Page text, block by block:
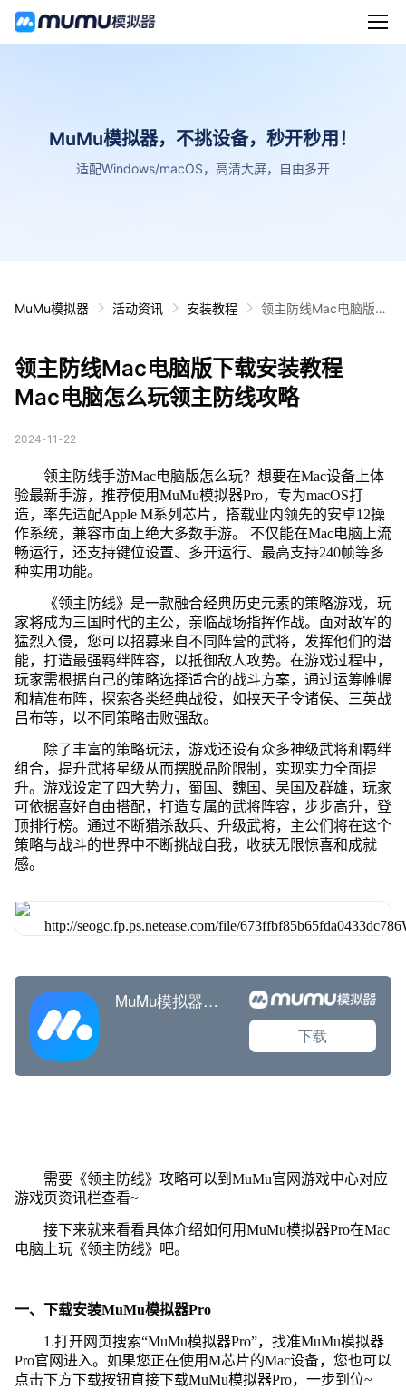
MuMu模拟器，不挑设备，秒开秒用！
适配Windows/macOS，高清大屏，自由多开
MuMu模拟器 活动资讯 安装教程
领主防线Mac电脑版下
领主防线Mac电脑版下载安装教程
Mac电脑怎么玩领主防线攻略
2024-11-22
领主防线手游Mac电脑版怎么玩？想要在Mac设备上体
验最新手游，推荐使用MuMu模拟器Pro，专为macOS打
造，率先适配Apple M系列芯片，搭载业内领先的安卓12操
作系统，兼容市面上绝大多数手游。 不仅能在Mac电脑上流
畅运行，还支持键位设置、多开运行、最高支持240帧等多
种实用功能。
《领主防线》是一款融合经典历史元素的策略游戏，玩
家将成为三国时代的主公，亲临战场指挥作战。面对敌军的
猛烈入侵，您可以招募来自不同阵营的武将，发挥他们的潜
能，打造最强羁绊阵容，以抵御敌人攻势。在游戏过程中，
玩家需根据自己的策略选择适合的战斗方案，通过运筹帷幄
和精准布阵，探索各类经典战役，如挟天子令诸侯、三英战
吕布等，以不同策略击败强敌。
除了丰富的策略玩法，游戏还设有众多神级武将和羁绊
组合，提升武将星级从而摆脱品阶限制，实现实力全面提
升。游戏设定了四大势力，蜀国、魏国、吴国及群雄，玩家
可依据喜好自由搭配，打造专属的武将阵容，步步高升，登
顶排行榜。通过不断猎杀敌兵、升级武将，主公们将在这个
策略与战斗的世界中不断挑战自我，收获无限惊喜和成就
感。
需要《领主防线》攻略可以到MuMu官网游戏中心对应
游戏页资讯栏查看~
接下来就来看看具体介绍如何用MuMu模拟器Pro在Mac
电脑上玩《领主防线》吧。
一、下载安装MuMu模拟器Pro
1.打开网页搜索“MuMu模拟器Pro”，找准MuMu模拟器
Pro官网进入。如果您正在使用M芯片的Mac设备，您也可以
点击下方下载按钮直接下载MuMu模拟器Pro，一步到位~